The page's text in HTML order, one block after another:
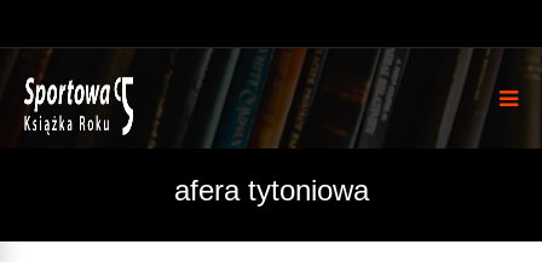
afera tytoniowa